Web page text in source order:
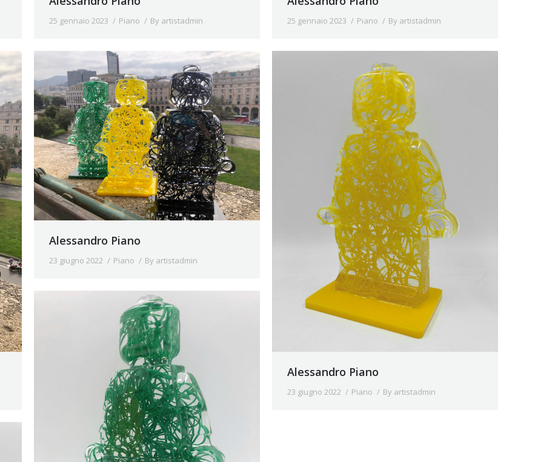
25 gennaio 2023 Piano By artistadmin 25 gennaio 2023 Piano By artistadmin
Alessandro Piano
23 giugno 2022 Piano By artistadmin
Alessandro Piano
23 giugno 2022 Piano By artistadmin